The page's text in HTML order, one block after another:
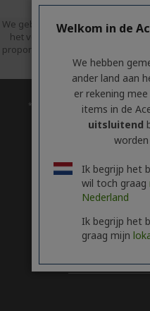
We gebruiken Trusted Shops als
het verzamelen van
proportionele maatregelen
recensies gaat. Meer
* Tijdstip van de upgrade verschilt
functies van app verschillen per
https://www.microsoft.com/nl-
Welkom in de
We hebben
ander land aan
er rekening
items in de
uitsluitend
Ik begrijp het
wil toch graag
Nederland
Ik begrijp het
graag mijn